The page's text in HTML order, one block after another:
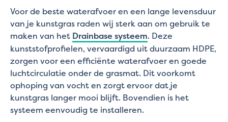
Voor de beste waterafvoer en een lange levensduur
van je kunstgras raden wij sterk aan om gebruik te
maken van het Drainbase systeem. Deze
kunststofprofielen, vervaardigd uit duurzaam HDPE,
zorgen voor een efficiënte waterafvoer en goede
luchtcirculatie onder de grasmat. Dit voorkomt
ophoping van vocht en zorgt ervoor dat je
kunstgras langer mooi blijft. Bovendien is het
systeem eenvoudig te installeren.